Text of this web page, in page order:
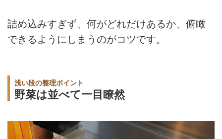
詰め込みすぎず、何がどれだけあるか、俯瞰
できるようにしまうのがコツです。
浅い段の整理ポイント
野菜は並べて一目瞭然